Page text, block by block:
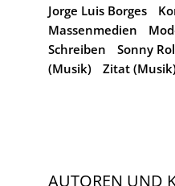
Jorge Luis Borges
Massenmedien
Schreiben
Sonny
(Musik)
Zitat
AUTOREN UND